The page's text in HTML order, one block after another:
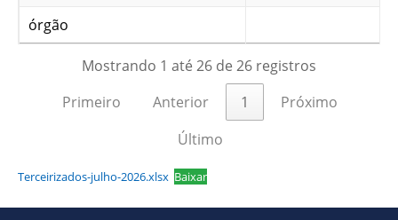
órgão
Mostrando 1 até 26 de 26 registros
Primeiro
Anterior 1
Próximo
Último
Terceirizados-julho-2026.xlsx Baixar